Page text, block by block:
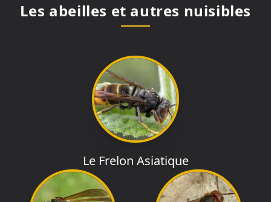
Les abeilles et autres nuisibles
Le Frelon Asiatique